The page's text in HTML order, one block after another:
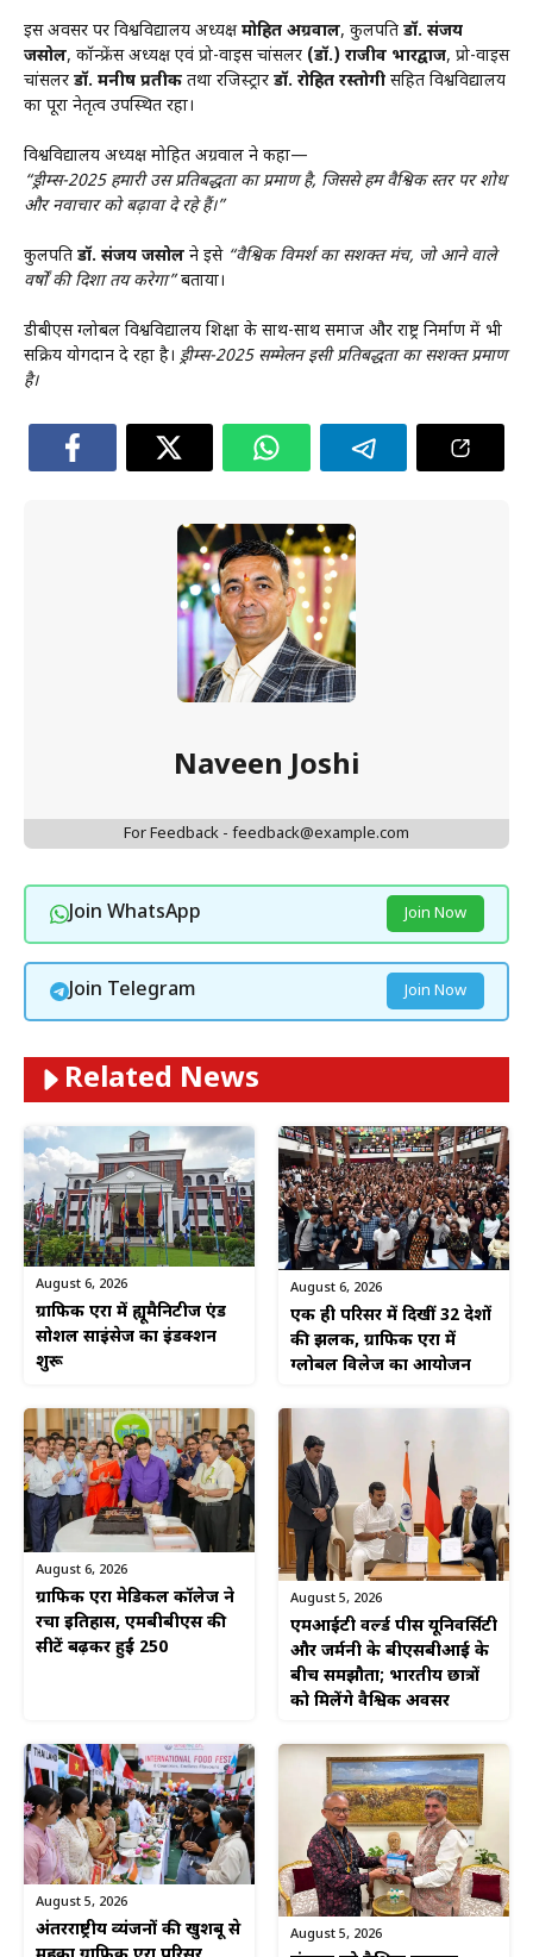
इस अवसर पर विश्वविद्यालय अध्यक्षमोहित अग्रवाल, कुलपति डॉ. संजय
जसोल, कॉन्फ्रेंस अध्यक्ष एवं प्रो-वाइस चांसलर (डॉ.) राजीव भारद्वाज, प्रो-वाइस
चांसलर डॉ. मनीष प्रतीक तथा रजिस्ट्रार डॉ. रोहित रस्तोगी सहित विश्वविद्यालय
का पूरा नेतृत्व उपस्थित रहा।
विश्वविद्यालय अध्यक्ष मोहित अग्रवाल ने कहा—
“ड्रीम्स-2025 हमारी उस प्रतिबद्धता का प्रमाण है, जिससे हम वैश्विक स्तर पर शोध
और नवाचार को बढ़ावा दे रहे हैं।”
कुलपति डॉ. संजय जसोल ने इसे “वैश्विक विमर्श का सशक्त मंच, जो आने वाले
वर्षों की दिशा तय करेगा”बताया।
डीबीएस ग्लोबल विश्वविद्यालय शिक्षा के साथ-साथ समाज और राष्ट्र निर्माण में भी
सक्रिय योगदान दे रहा है। ड्रीम्स-2025 सम्मेलन इसी प्रतिबद्धता का सशक्त प्रमाण
है।
Naveen Joshi
For Feedback - feedback@example.com
Join WhatsApp Join Now
Join Telegram Join Now
Related News
August 6, 2026
ग्राफिक एरा में ह्यूमैनिटीज एंड
सोशल साइंसेज का इंडक्शन
शुरू
August 6, 2026
एक ही परिसर में दिखीं 32 देशों
की झलक, ग्राफिक एरा में
ग्लोबल विलेज का आयोजन
August 6, 2026
ग्राफिक एरा मेडिकल कॉलेज ने
रचा इतिहास, एमबीबीएस की
सीटें बढ़कर हुईं 250
August 5, 2026
एमआईटी वर्ल्ड पीस यूनिवर्सिटी
और जर्मनी के बीएसबीआई के
बीच समझौता; भारतीय छात्रों
को मिलेंगे वैश्विक अवसर
August 5, 2026
अंतरराष्ट्रीय व्यंजनों की खुशबू से
August 5, 2026